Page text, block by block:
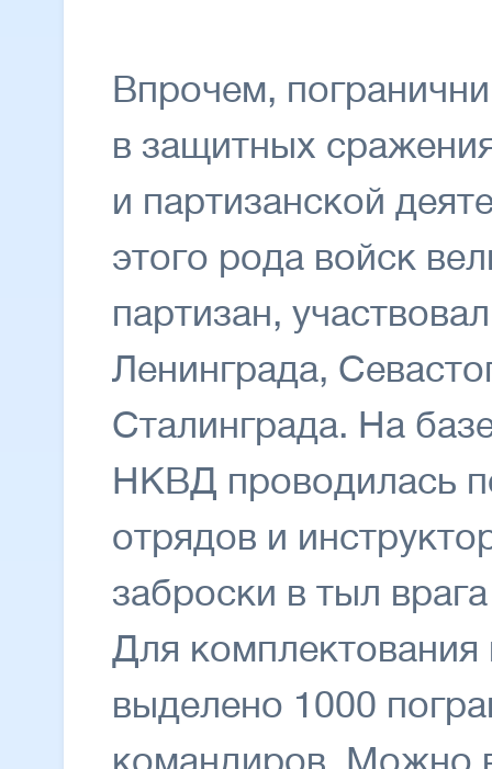
Впрочем,
в защитных
и партизанской
этого рода войск
партизан,
Ленинграда,
Сталинграда. На
НКВД проводилась
отрядов и
заброски в тыл
Для
выделено 1000